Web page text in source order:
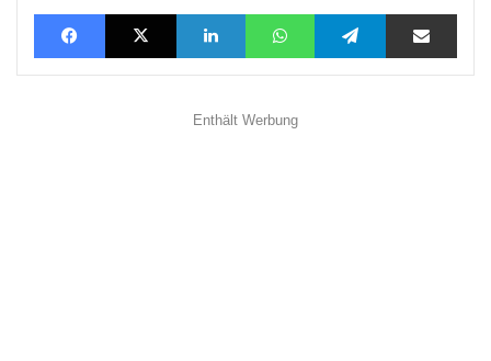
FacebookX LinkedInWhatsAppTelegramTeilen via E-Mail
Enthält Werbung